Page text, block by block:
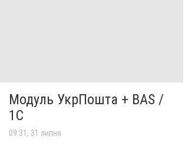
Модуль УкрПошта + BAS /
1C
09:31, 31 липня